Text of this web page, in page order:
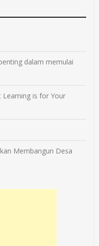
dalam memulai
is for Your
Membangun Desa